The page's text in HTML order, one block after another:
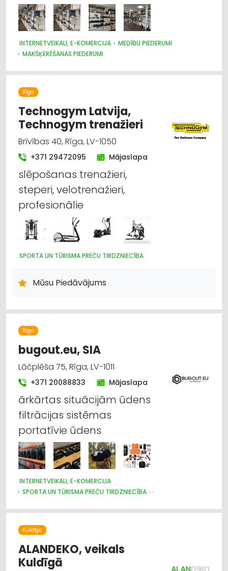
INTERNETVEIKALI, E-KOMERCIJA
MEDĪBU PIEDERUMI
MAKŠĶERĒŠANAS PIEDERUMI
SPORTA UN TŪRISMA PREČU TIRDZNIECĪBA
APSARDZE: AIZSARGIERĪCES, SISTĒMAS, VIDEONOVĒROŠANA
Rīga
Technogym Latvija,
Technogym trenažieri
Brīvības 40, Rīga, LV-1050
+371 29472095 Mājaslapa
slēpošanas trenažieri,
steperi, velotrenažieri,
profesionālie
SPORTA UN TŪRISMA PREČU TIRDZNIECĪBA
Mūsu Piedāvājums
Rīga
bugout.eu, SIA
Lāčplēša 75, Rīga, LV-1011
+371 20088833 Mājaslapa
ārkārtas situācijām ūdens
filtrācijas sistēmas
portatīvie ūdens
INTERNETVEIKALI, E-KOMERCIJA
SPORTA UN TŪRISMA PREČU TIRDZNIECĪBA
Kuldīga
ALANDEKO, veikals
Kuldīgā